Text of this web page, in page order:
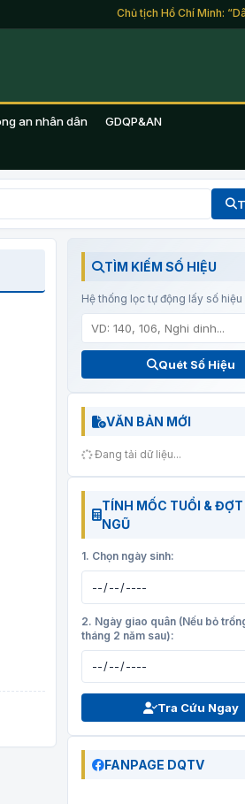
Chủ tịch Hồ Chí Minh:
an nhân dân GDQP&AN
TÌM KIẾM SỐ HIỆU
Hệ thống lọc tự động lấy số
Quét Số Hiệu
VĂN BẢN MỚI
Đang tải dữ liệu...
TÍNH MỐC TUỔI &
NGŨ
1. Chọn ngày sinh:
2. Ngày giao quân (Nếu bỏ
tháng 2 năm sau):
Tra Cứu Ngay
FANPAGE DQTV